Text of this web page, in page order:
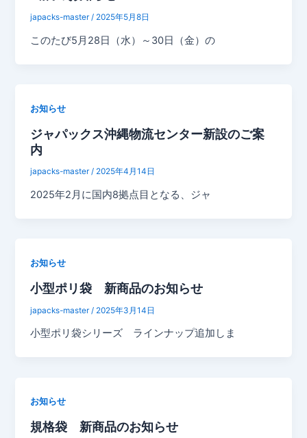
japacks-master/ 2025年5月8日
このたび5月28日（水）～30日（金）の
お知らせ
ジャパックス沖縄物流センター新設のご案
内
japacks-master/ 2025年4月14日
2025年2月に国内8拠点目となる、ジャ
お知らせ
小型ポリ袋 新商品のお知らせ
japacks-master / 2025年3月14日
小型ポリ袋シリーズ ラインナップ追加しま
お知らせ
規格袋 新商品のお知らせ